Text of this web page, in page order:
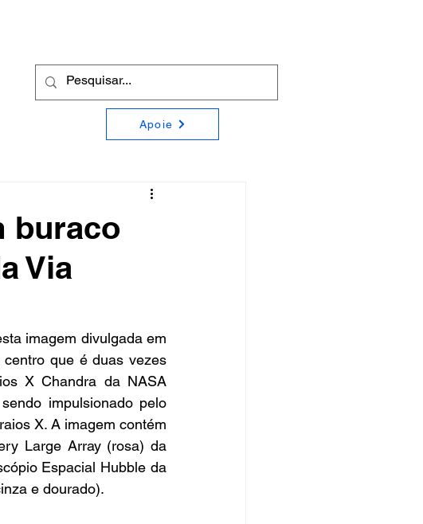
Apoie
buraco
Via
imagem divulgada em
que é duas vezes
X Chandra da NASA
impulsionado pelo
X. A imagem contém
Large Array (rosa) da
Espacial Hubble da
e dourado).